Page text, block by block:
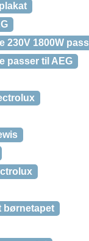
230V 1800W
passer til AEG
børnetapet